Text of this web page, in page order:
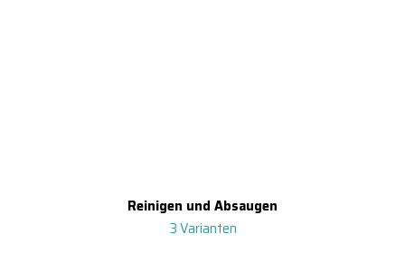
Reinigen und Absaugen
3 Varianten